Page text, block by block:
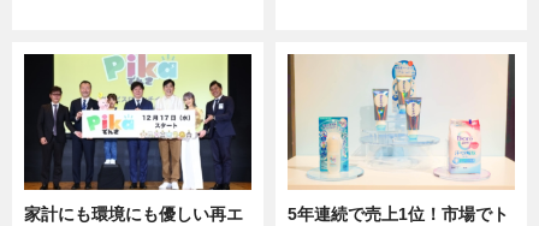
家計にも環境にも優しい再エ
5年連続で売上1位！市場でト